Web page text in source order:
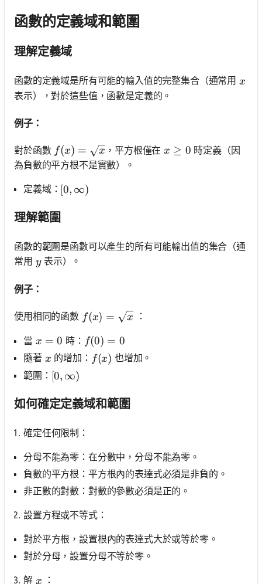
函數的定義域和範圍
理解定義域
函數的定義域是所有可能的輸入值的完整集合（通常用 x
x
表示），對於這些值，函數是定義的。
例子：
對於函數 f(x)=\sqrt{x}
f(x) = x ，平方根僅在x \geq 0
x ≥ 0 時定義（因
為負數的平方根不是實數）。
定義域： [0, \infty)
[0, ∞)
理解範圍
函數的範圍是函數可以產生的所有可能輸出值的集合（通
常用 y
y表示）。
例子：
使用相同的函數 f(x)=\sqrt{x}
f(x) = x：
當 x=0
x = 0 時： f(0)=0
f(0) = 0
隨著 x
x 的增加： f(x)
f(x) 也增加。
範圍： [0, \infty)
[0, ∞)
如何確定定義域和範圍
確定任何限制：
分母不能為零：在分數中，分母不能為零。
負數的平方根：平方根內的表達式必須是非負的。
非正數的對數：對數的參數必須是正的。
設置方程或不等式：
對於平方根，設置根內的表達式大於或等於零。
對於分母，設置分母不等於零。
解 x
x ：